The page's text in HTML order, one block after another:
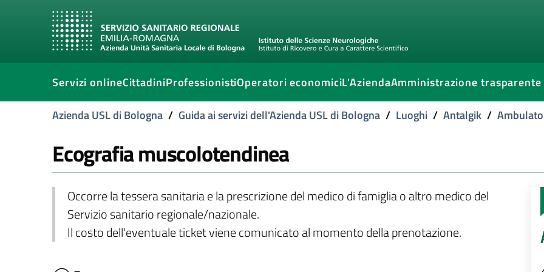
Servizi onlineCittadiniProfessionistiOperatori economiciL'AziendaAmministrazione trasparente
Azienda USL di Bologna / Guida ai servizi dell'Azienda USL di Bologna / Luoghi / Antalgik /
Ecografia muscolotendinea
Occorre la tessera sanitaria e la prescrizione del medico di famiglia o altro medico del
Servizio sanitario regionale/nazionale.
Il costo dell'eventuale ticket viene comunicato al momento della prenotazione.